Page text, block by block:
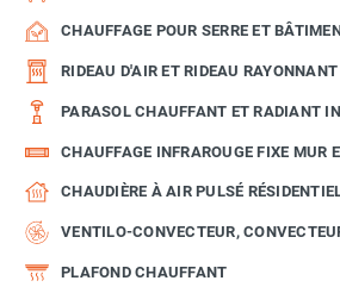
CHAUFFAGE POUR SERRE ET
RIDEAU D'AIR ET RIDEAU RAYONNANT
PARASOL CHAUFFANT ET RADIANT
CHAUFFAGE INFRAROUGE FIXE MUR
CHAUDIÈRE À AIR PULSÉ
VENTILO-CONVECTEUR,
PLAFOND CHAUFFANT